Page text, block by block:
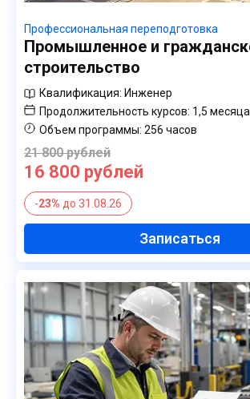
Профессиональная переподготовка
Промышленное и гражданское
строительство
Квалификация:
Инженер
Продолжительность курсов:
1,5 месяца
Объем программы:
256 часов
21 800 рублей
16 800 рублей
-23% до 31.08.26
Записаться